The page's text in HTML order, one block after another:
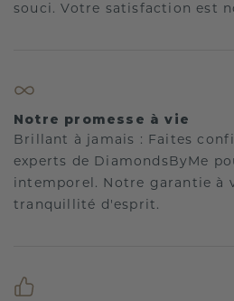
souci. Votre satisfaction est
Notre promesse à vie
Brillant à jamais : Faites
experts de DiamondsByMe
intemporel. Notre garantie à
tranquillité d'esprit.